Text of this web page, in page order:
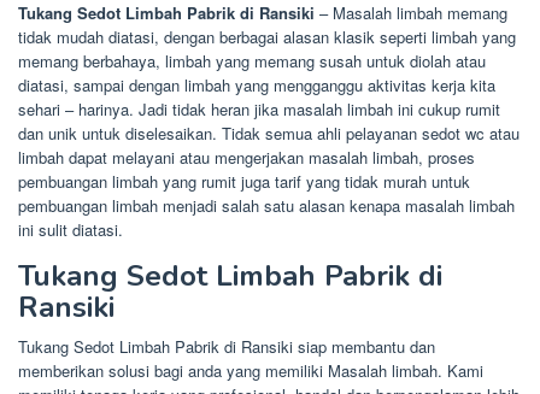
Tukang Sedot Limbah Pabrik di Ransiki – Masalah limbah memang
tidak mudah diatasi, dengan berbagai alasan klasik seperti limbah yang
memang berbahaya, limbah yang memang susah untuk diolah atau
diatasi, sampai dengan limbah yang mengganggu aktivitas kerja kita
sehari – harinya. Jadi tidak heran jika masalah limbah ini cukup rumit
dan unik untuk diselesaikan. Tidak semua ahli pelayanan sedot wc atau
limbah dapat melayani atau mengerjakan masalah limbah, proses
pembuangan limbah yang rumit juga tarif yang tidak murah untuk
pembuangan limbah menjadi salah satu alasan kenapa masalah limbah
ini sulit diatasi.
Tukang Sedot Limbah Pabrik di
Ransiki
Tukang Sedot Limbah Pabrik di Ransiki siap membantu dan
memberikan solusi bagi anda yang memiliki Masalah limbah. Kami